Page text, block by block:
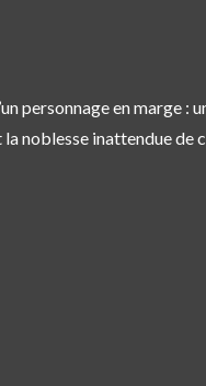
personnage en marge :
noblesse inattendue de